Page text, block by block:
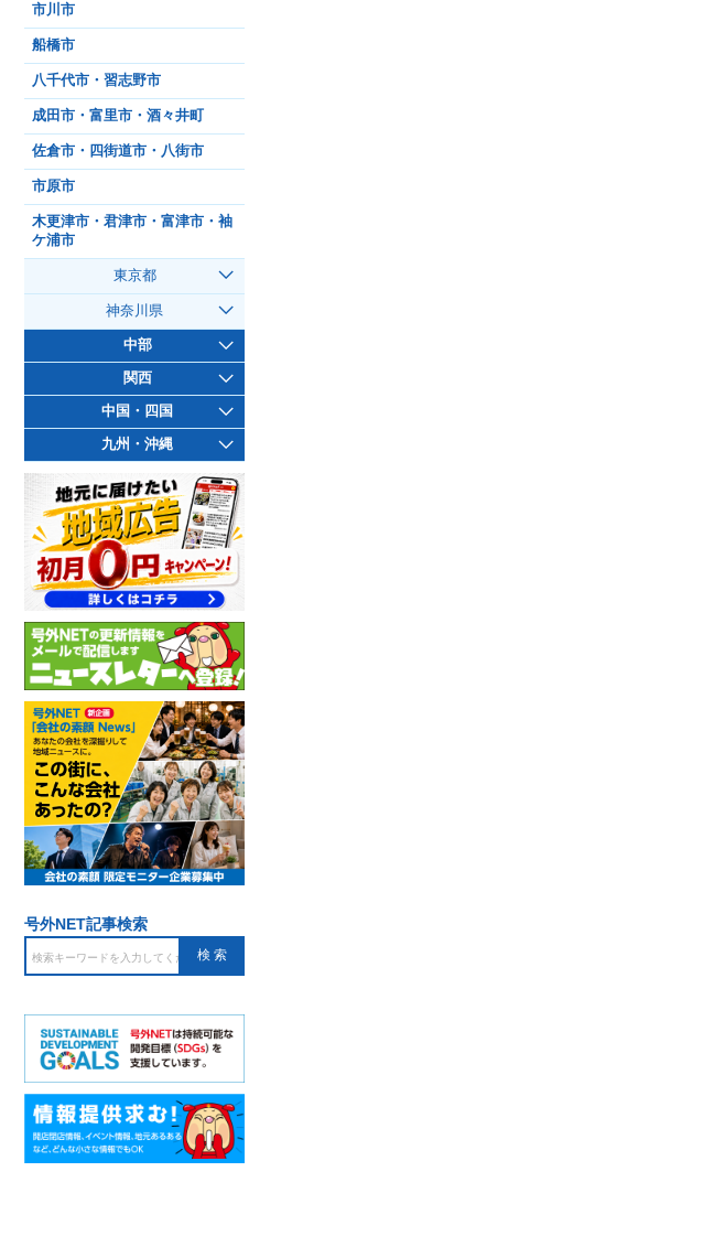
市川市
船橋市
八千代市・習志野市
成田市・富里市・酒々井町
佐倉市・四街道市・八街市
市原市
木更津市・君津市・富津市・袖
ケ浦市
東京都
神奈川県
中部
関西
中国・四国
九州・沖縄
号外NET記事検索